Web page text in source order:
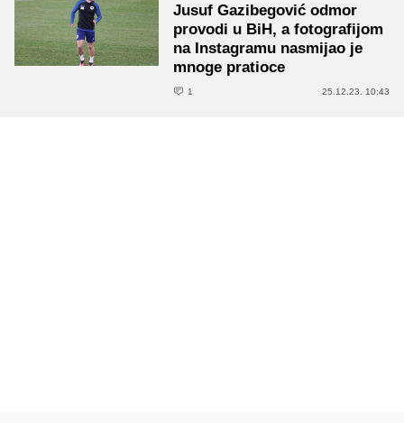
Jusuf Gazibegović odmor
provodi u BiH, a fotografijom
na Instagramu nasmijao je
mnoge pratioce
1 25.12.23. 10:43